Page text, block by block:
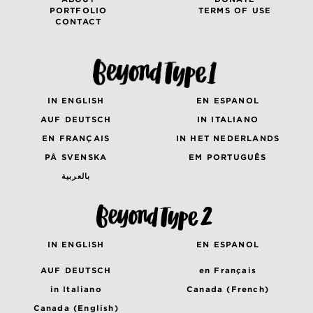
PORTFOLIO
TERMS OF USE
CONTACT
IN ENGLISH
EN ESPANOL
AUF DEUTSCH
IN ITALIANO
EN FRANÇAIS
IN HET NEDERLANDS
PÅ SVENSKA
EM PORTUGUÊS
بالعربية
IN ENGLISH EN ESPANOL
AUF DEUTSCH
en Français
in Italiano
Canada (French)
Canada (English)